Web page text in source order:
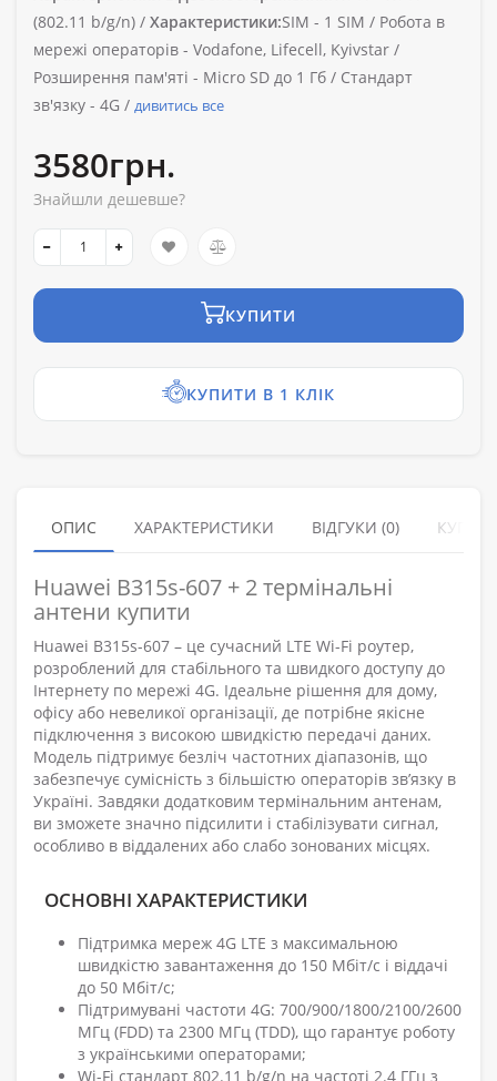
(802.11 b/g/n) / Характеристики:SIM - 1 SIM / Робота в
мережі операторів - Vodafone, Lifecell, Kyivstar /
Розширення пам'яті - Micro SD до 1 Гб / Стандарт
зв'язку - 4G / дивитись все
3580грн.
Знайшли дешевше?
КУПИТИ
КУПИТИ В 1 КЛІК
ОПИС ХАРАКТЕРИСТИКИ ВІДГУКИ (0)
Huawei B315s-607 + 2 термінальні
антени купити
Huawei B315s-607 – це сучасний LTE Wi-Fi роутер,
розроблений для стабільного та швидкого доступу до
Інтернету по мережі 4G. Ідеальне рішення для дому,
офісу або невеликої організації, де потрібне якісне
підключення з високою швидкістю передачі даних.
Модель підтримує безліч частотних діапазонів, що
забезпечує сумісність з більшістю операторів зв’язку в
Україні. Завдяки додатковим термінальним антенам,
ви зможете значно підсилити і стабілізувати сигнал,
особливо в віддалених або слабо зонованих місцях.
ОСНОВНІ ХАРАКТЕРИСТИКИ
Підтримка мереж 4G LTE з максимальною
швидкістю завантаження до 150 Мбіт/с і віддачі
до 50 Мбіт/с;
Підтримувані частоти 4G: 700/900/1800/2100/2600
МГц (FDD) та 2300 МГц (TDD), що гарантує роботу
з українськими операторами;
Wi-Fi стандарт 802.11 b/g/n на частоті 2.4 ГГц з